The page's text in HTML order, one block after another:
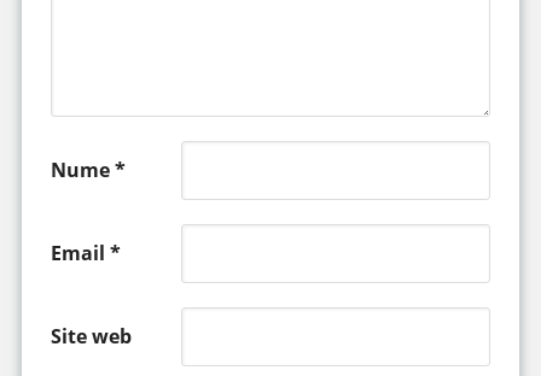
Nume*
Email *
Site web